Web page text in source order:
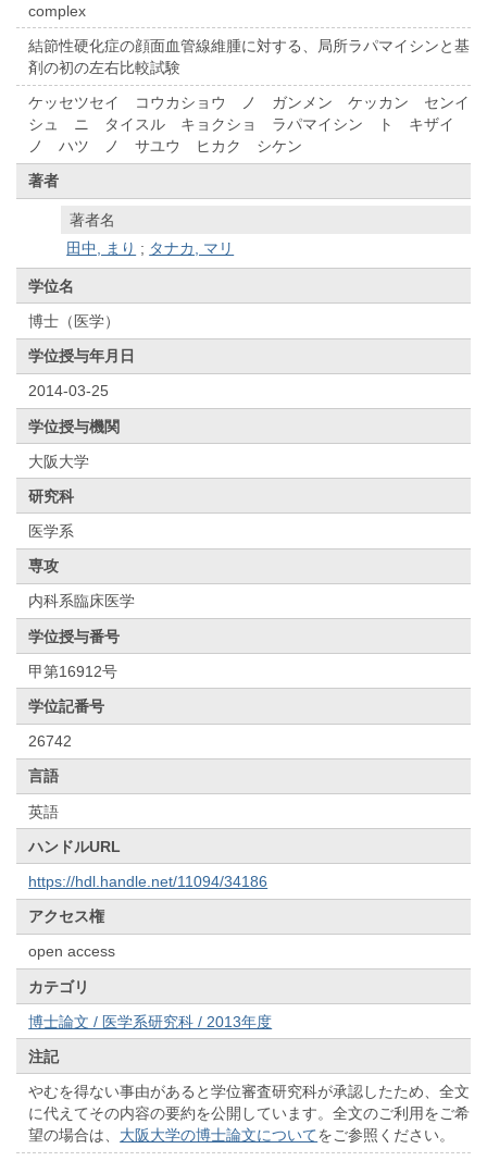
complex
結節性硬化症の顔面血管線維腫に対する、局所ラパマイシンと基
剤の初の左右比較試験
ケッセツセイ コウカショウ ノ ガンメン ケッカン センイ
シュ ニ タイスル キョクショ ラパマイシン ト キザイ
ノ ハツ ノ サユウ ヒカク シケン
著者
著者名
田中, まり ; タナカ, マリ
学位名
博士（医学）
学位授与年月日
2014-03-25
学位授与機関
大阪大学
研究科
医学系
専攻
内科系臨床医学
学位授与番号
甲第16912号
学位記番号
26742
言語
英語
ハンドルURL
https://hdl.handle.net/11094/34186
アクセス権
open access
カテゴリ
博士論文 / 医学系研究科 / 2013年度
注記
やむを得ない事由があると学位審査研究科が承認したため、全文
に代えてその内容の要約を公開しています。全文のご利用をご希
望の場合は、 大阪大学の博士論文についてをご参照ください。